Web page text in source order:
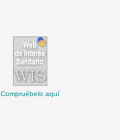
Compruébelo aquí